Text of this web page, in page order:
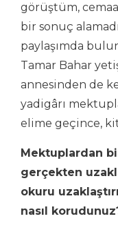
görüştüm,
bir sonuç
paylaşımda
Tamar Bahar
annesinden de
yadigârı
elime geçince,
Mektuplardan
gerçekten
okuru
nasıl